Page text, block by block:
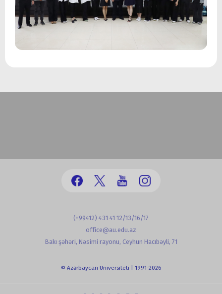
(+99412) 431 41 12/13/16/17
office@au.edu.az
Bakı şəhəri, Nəsimi rayonu, Ceyhun Hacıbəyli, 71
© Azərbaycan Universiteti | 1991-2026